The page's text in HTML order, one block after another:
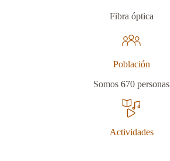
Fibra óptica
Población
Somos 670 personas
Actividades